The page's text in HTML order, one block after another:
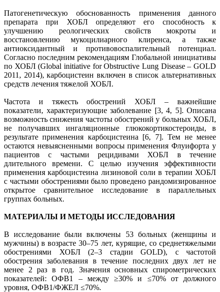
Патогенетическую обоснованность применения данного
препарата при ХОБЛ определяют его способность к
улучшению реологических свойств мокроты и
восстановлению мукоцилиарного клиренса, а также
антиоксидантный и противовоспалительный потенциал.
Согласно последним рекомендациям Глобальной инициативы
по ХОБЛ (Global initiative for Obstructive Lung Disease – GOLD
2011, 2014), карбоцистеин включен в список альтернативных
средств лечения тяжелой ХОБЛ.
Частота и тяжесть обострений ХОБЛ – важнейшие
показатели, характеризующие заболевание [3, 4, 5]. Описана
возможность снижения частоты обострений у больных ХОБЛ,
не получавших ингаляционные глюкокортикостероиды, в
результате применения карбоцистеина [6, 7]. Тем не менее
остаются невыясненными вопросы применения Флуифорта у
пациентов с частыми рецидивами ХОБЛ в течение
длительного времени. С целью изучения эффективности
применения карбоцистеина лизиновой соли в терапии ХОБЛ
с частыми обострениями было проведено рандомизированное
открытое сравнительное исследование в параллельных
группах больных.
МАТЕРИАЛЫ И МЕТОДЫ ИССЛЕДОВАНИЯ
В исследование были включены 53 больных (женщины и
мужчины) в возрасте 30–75 лет, курящие, со среднетяжелыми
обострениями ХОБЛ (2–3 стадии GOLD), с частотой
обострения заболевания в течение последних двух лет не
менее 2 раз в год. Значения основных спирометрических
показателей: ОФВ1 – между ≥30% и ≤70% от должного
уровня, ОФВ1/ФЖЕЛ ≤70%.